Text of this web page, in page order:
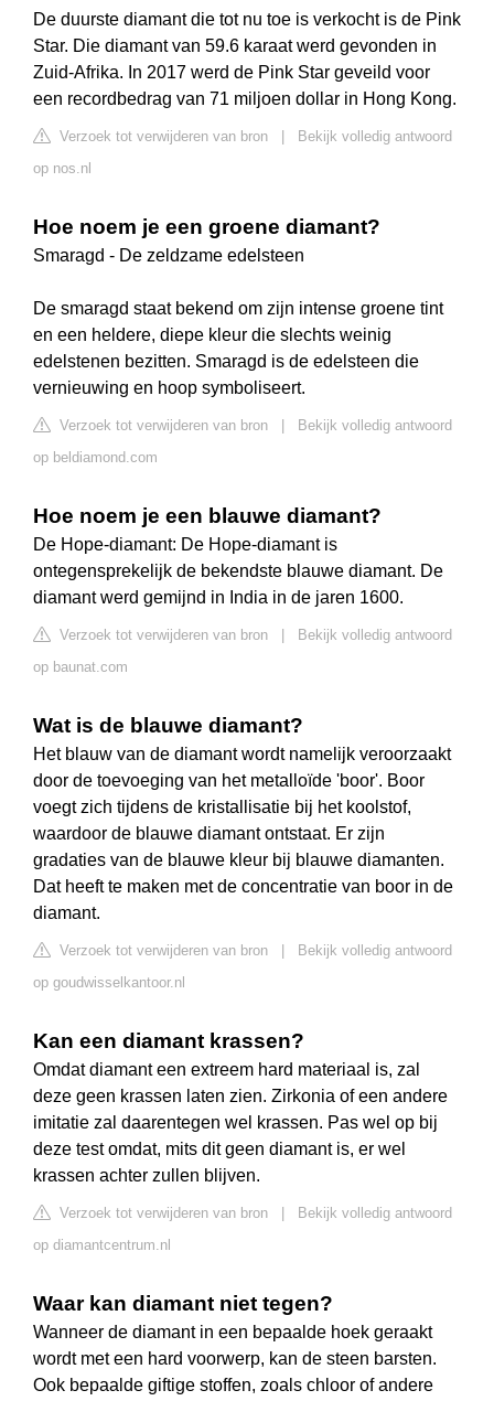
De duurste diamant die tot nu toe is verkocht is de Pink
Star. Die diamant van 59.6 karaat werd gevonden in
Zuid-Afrika. In 2017 werd de Pink Star geveild voor
een recordbedrag van 71 miljoen dollar in Hong Kong.
Verzoek tot verwijderen van bron
Bekijk volledig antwoord
op nos.nl
Hoe noem je een groene diamant?
Smaragd - De zeldzame edelsteen
De smaragd staat bekend om zijn intense groene tint
en een heldere, diepe kleur die slechts weinig
edelstenen bezitten. Smaragd is de edelsteen die
vernieuwing en hoop symboliseert.
Verzoek tot verwijderen van bron
Bekijk volledig antwoord
op beldiamond.com
Hoe noem je een blauwe diamant?
De Hope-diamant: De Hope-diamant is
ontegensprekelijk de bekendste blauwe diamant. De
diamant werd gemijnd in India in de jaren 1600.
Verzoek tot verwijderen van bron
Bekijk volledig antwoord
op baunat.com
Wat is de blauwe diamant?
Het blauw van de diamant wordt namelijk veroorzaakt
door de toevoeging van het metalloïde 'boor'. Boor
voegt zich tijdens de kristallisatie bij het koolstof,
waardoor de blauwe diamant ontstaat. Er zijn
gradaties van de blauwe kleur bij blauwe diamanten.
Dat heeft te maken met de concentratie van boor in de
diamant.
Verzoek tot verwijderen van bron
Bekijk volledig antwoord
op goudwisselkantoor.nl
Kan een diamant krassen?
Omdat diamant een extreem hard materiaal is, zal
deze geen krassen laten zien. Zirkonia of een andere
imitatie zal daarentegen wel krassen. Pas wel op bij
deze test omdat, mits dit geen diamant is, er wel
krassen achter zullen blijven.
Verzoek tot verwijderen van bron
Bekijk volledig antwoord
op diamantcentrum.nl
Waar kan diamant niet tegen?
Wanneer de diamant in een bepaalde hoek geraakt
wordt met een hard voorwerp, kan de steen barsten.
Ook bepaalde giftige stoffen, zoals chloor of andere